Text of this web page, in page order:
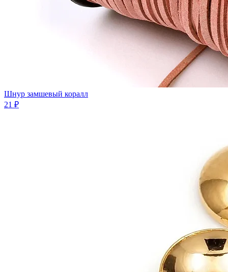
Шнур замшевый коралл
21 ₽